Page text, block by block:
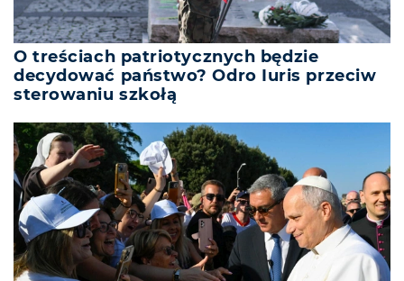
O treściach patriotycznych będzie
decydować państwo? Odro Iuris przeciw
sterowaniu szkołą